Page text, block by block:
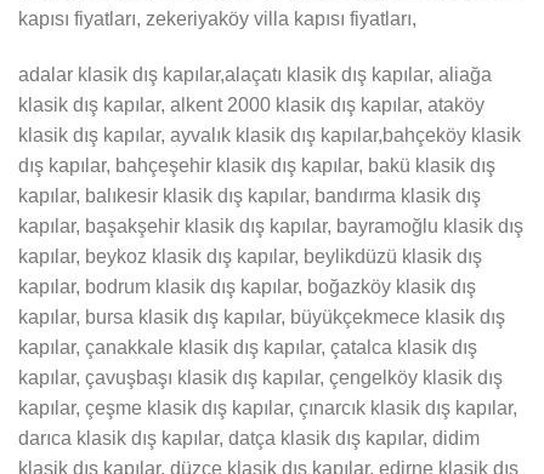
kapısı fiyatları, zekeriyaköy villa kapısı fiyatları,
adalar klasik dış kapılar,alaçatı klasik dış kapılar, aliağa
klasik dış kapılar, alkent 2000 klasik dış kapılar, ataköy
klasik dış kapılar, ayvalık klasik dış kapılar,bahçeköy klasik
dış kapılar, bahçeşehir klasik dış kapılar, bakü klasik dış
kapılar, balıkesir klasik dış kapılar, bandırma klasik dış
kapılar, başakşehir klasik dış kapılar, bayramoğlu klasik dış
kapılar, beykoz klasik dış kapılar, beylikdüzü klasik dış
kapılar, bodrum klasik dış kapılar, boğazköy klasik dış
kapılar, bursa klasik dış kapılar, büyükçekmece klasik dış
kapılar, çanakkale klasik dış kapılar, çatalca klasik dış
kapılar, çavuşbaşı klasik dış kapılar, çengelköy klasik dış
kapılar, çeşme klasik dış kapılar, çınarcık klasik dış kapılar,
darıca klasik dış kapılar, datça klasik dış kapılar, didim
klasik dış kapılar, düzce klasik dış kapılar, edirne klasik dış